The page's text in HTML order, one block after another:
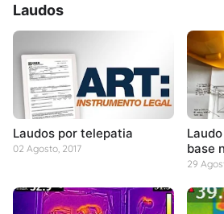
Laudos
Laudos por telepatia
02 Agosto, 2017
base
29